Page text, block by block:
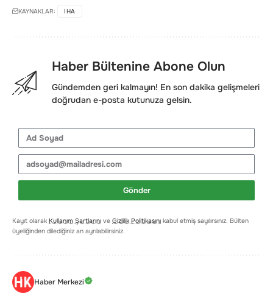
KAYNAKLAR: IHA
Haber Bültenine Abone Olun
Gündemden geri kalmayın! En son dakika gelişmeleri
doğrudan e-posta kutunuza gelsin.
Gönder
Kayıt olarak Kullanım Şartlarını ve Gizlilik Politikasını kabul etmiş sayılırsınız. Bülten
üyeliğinden dilediğiniz an ayrılabilirsiniz.
Haber Merkezi